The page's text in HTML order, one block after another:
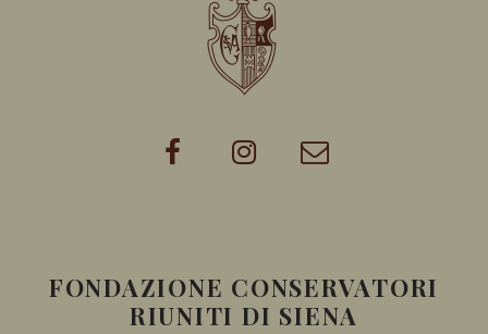
FONDAZIONE CONSERVATORI
RIUNITI DI SIENA